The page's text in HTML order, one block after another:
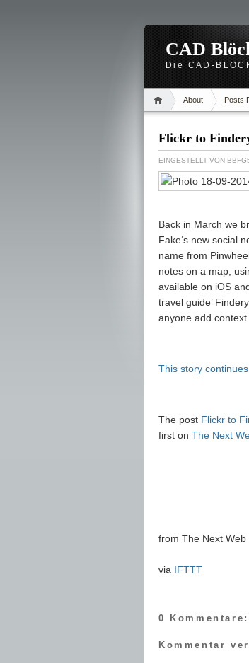
CAD
Die CAD-
About Posts
Flickr to
EINGESTELLT VON
Back in March we
Fake‘s new social
name from
notes on a map,
available on iOS
travel guide’
anyone add context
This story continues
The post Flickr to
first on The Next
from The Next
via IFTTT
0 Kommentare:
Kommentar